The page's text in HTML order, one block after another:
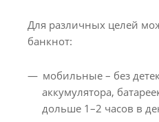
Для различных целей
банкнот:
мобильные – без
аккумулятора,
дольше 1–2 часов в